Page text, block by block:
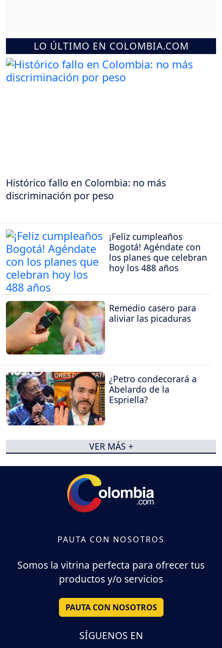
LO ÚLTIMO EN COLOMBIA.COM
Histórico fallo en Colombia: no más
discriminación por peso
¡Feliz cumpleaños
Bogotá! Agéndate con
los planes que celebran
hoy los 488 años
Remedio casero para
aliviar las picaduras
¿Petro condecorará a
Abelardo de la
Espriella?
VER MÁS +
PAUTA CON NOSOTROS
Somos la vitrina perfecta para ofrecer tus
productos y/o servicios
PAUTA CON NOSOTROS
SÍGUENOS EN